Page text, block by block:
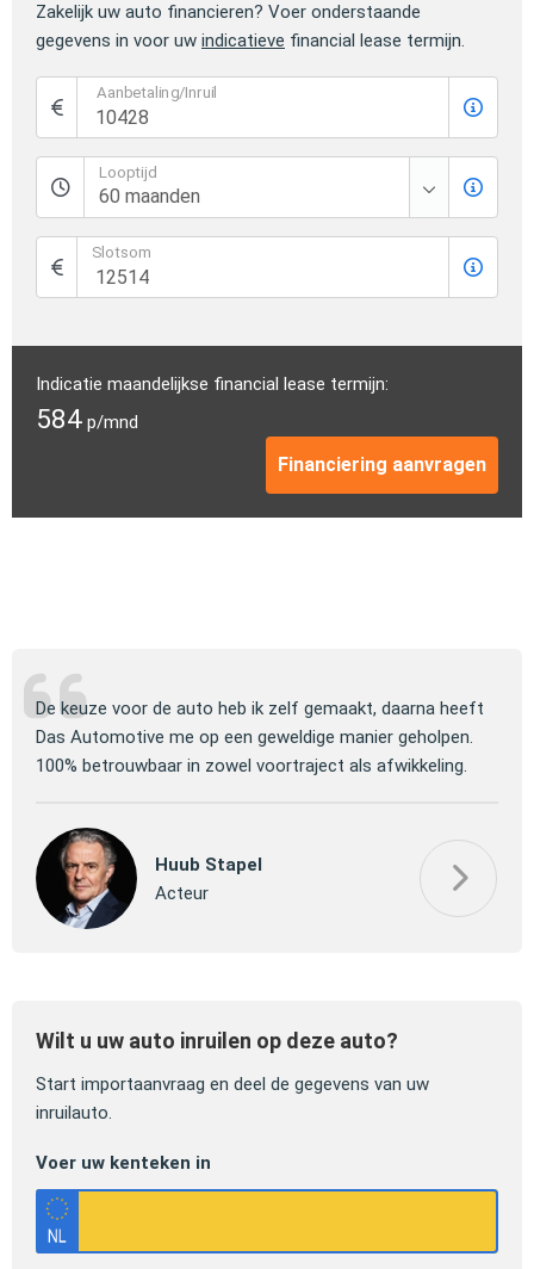
Zakelijk uw auto financieren? Voer onderstaande
gegevens in voor uw indicatieve financial lease termijn.
Aanbetaling/Inruil
Looptijd
Slotsom
Indicatie maandelijkse financial lease termijn:
584 p/mnd
Financiering aanvragen
De keuze voor de auto heb ik zelf gemaakt, daarna heeft
Das Automotive me op een geweldige manier geholpen.
100% betrouwbaar in zowel voortraject als afwikkeling.
Huub Stapel
Acteur
Wilt u uw auto inruilen op deze auto?
Start importaanvraag en deel de gegevens van uw
inruilauto.
Voer uw kenteken in